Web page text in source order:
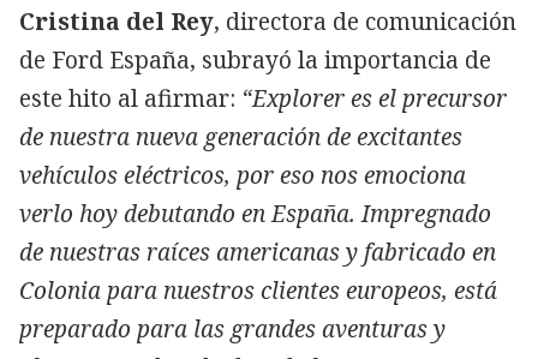
Cristina del Rey, directora de comunicación
de Ford España, subrayó la importancia de
este hito al afirmar: “Explorer es el precursor
de nuestra nueva generación de excitantes
vehículos eléctricos, por eso nos emociona
verlo hoy debutando en España. Impregnado
de nuestras raíces americanas y fabricado en
Colonia para nuestros clientes europeos, está
preparado para las grandes aventuras y